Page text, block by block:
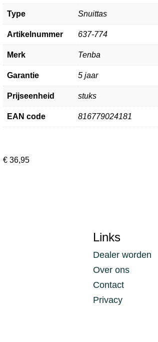
Type Snuittas
Artikelnummer 637-774
Merk Tenba
Garantie 5 jaar
Prijseenheid stuks
EAN code 816779024181
€ 36,95
Links
Dealer worden
Over ons
Contact
Privacy